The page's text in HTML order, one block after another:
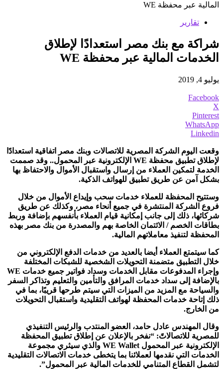
المالية عبر محفظة WE
تقارير
شراكة مع بنك مصر استعدادًا لإطلاق
الخدمات المالية عبر محفظة WE
يوليو 4, 2019
Facebook
X
Pinterest
WhatsApp
Linkedin
وقعت اليوم الشركة المصرية للاتصالات وبنك مصر اتفاقية استعدادًا
لإطلاق تطبيق محفظة WE الإلكترونية عبر المحمول.. وقد صممت
الخدمة لتمكين العملاء من إرسال واستقبال الأموال والاحتفاظ بها
بشكل آمن عن طريق تطبيق للهواتف الذكية.
وستتيح المحفظة للعملاء خدمات سحب وإيداع الأموال من خلال
فروع الشركة المنتشرة في جميع أنحاء مصر، وكذلك عن طريق
شركائها، ذلك إلى جانب إمكانية قيام العملاء بأنفسهم بإضافة وربط
بطاقات الخصم / الائتمان الخاصة بهم والمصدرة من بنك مصر بهذه
المحفظة لتنفيذ معاملاتهم المالية.
كما سيتمتع العملاء أيضا بالعديد من خدمات الدفع الإلكتروني من
خلال التطبيق متضمنة التحويلات الشخصية للشبكات المختلفة
وإجراء المدفوعات مقابل الخدمات وسداد فواتير جميع خدمات WE
بالإضافة إلى سداد خدمات المرافق والتأمين والتعليم وتذاكر السفر
والسياحة مع المزيد من الميزات التي سيتم طرحها قريبًا، بما في
ذلك إتاحة خدمات المحفظة لهواتف التقليدية واستقبال التحويلات
من الخارج.
وقال المهندس عادل حامد، العضو المنتدب والرئيس التنفيذي
للمصرية للاتصالاتً: “نفخر بالإعلان عن إطلاق تطبيق المحفظة
الإلكترونية عبر المحمول WE Wallet والذي سيثري مجموعة
الخدمات التي نقدمها لعملائنا بما يتخطى خدمات الاتصالات التقليدية
لتشمل القطاع المتنامي للخدمات المالية عبر المحمول”.